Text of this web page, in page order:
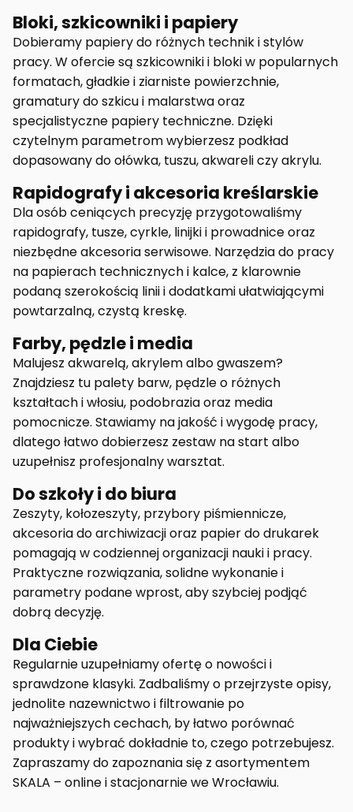
Bloki, szkicowniki i papiery
Dobieramy papiery do różnych technik i stylów
pracy. W ofercie są szkicowniki i bloki w popularnych
formatach, gładkie i ziarniste powierzchnie,
gramatury do szkicu i malarstwa oraz
specjalistyczne papiery techniczne. Dzięki
czytelnym parametrom wybierzesz podkład
dopasowany do ołówka, tuszu, akwareli czy akrylu.
Rapidografy i akcesoria kreślarskie
Dla osób ceniących precyzję przygotowaliśmy
rapidografy, tusze, cyrkle, linijki i prowadnice oraz
niezbędne akcesoria serwisowe. Narzędzia do pracy
na papierach technicznych i kalce, z klarownie
podaną szerokością linii i dodatkami ułatwiającymi
powtarzalną, czystą kreskę.
Farby, pędzle i media
Malujesz akwarelą, akrylem albo gwaszem?
Znajdziesz tu palety barw, pędzle o różnych
kształtach i włosiu, podobrazia oraz media
pomocnicze. Stawiamy na jakość i wygodę pracy,
dlatego łatwo dobierzesz zestaw na start albo
uzupełnisz profesjonalny warsztat.
Do szkoły i do biura
Zeszyty, kołozeszyty, przybory piśmiennicze,
akcesoria do archiwizacji oraz papier do drukarek
pomagają w codziennej organizacji nauki i pracy.
Praktyczne rozwiązania, solidne wykonanie i
parametry podane wprost, aby szybciej podjąć
dobrą decyzję.
Dla Ciebie
Regularnie uzupełniamy ofertę o nowości i
sprawdzone klasyki. Zadbaliśmy o przejrzyste opisy,
jednolite nazewnictwo i filtrowanie po
najważniejszych cechach, by łatwo porównać
produkty i wybrać dokładnie to, czego potrzebujesz.
Zapraszamy do zapoznania się z asortymentem
SKALA – online i stacjonarnie we Wrocławiu.